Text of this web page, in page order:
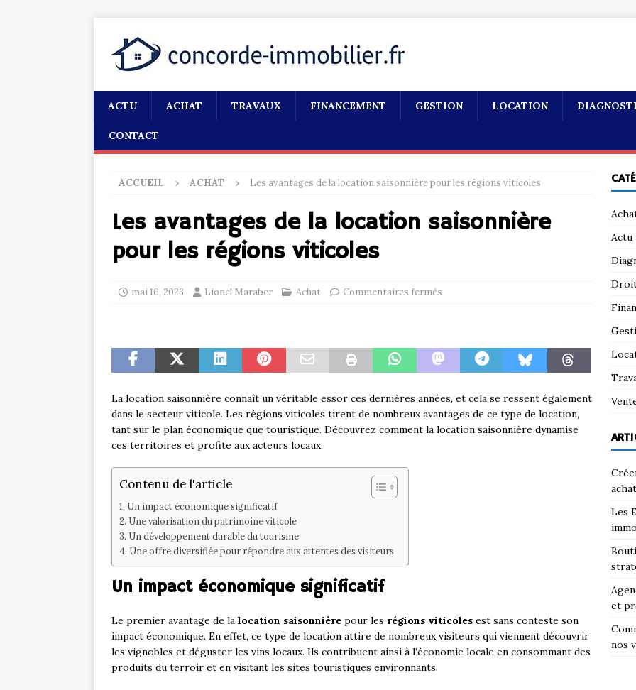
ACTU ACHAT TRAVAUX FINANCEMENT GESTION LOCATION
CONTACT
ACCUEIL ACHAT Les avantages de la location saisonnière pour les régions viticoles
Les avantages de la location saisonnière
pour les régions viticoles
mai 16, 2023 Lionel Maraber Achat Commentaires fermés
La location saisonnière connaît un véritable essor ces dernières années, et cela se ressent également
dans le secteur viticole. Les régions viticoles tirent de nombreux avantages de ce type de location,
tant sur le plan économique que touristique. Découvrez comment la location saisonnière dynamise
ces territoires et profite aux acteurs locaux.
Contenu de l'article
Un impact économique significatif
Une valorisation du patrimoine viticole
Un développement durable du tourisme
Une offre diversifiée pour répondre aux attentes des visiteurs
Un impact économique significatif
Le premier avantage de la location saisonnière pour les régions viticoles est sans conteste son
impact économique. En effet, ce type de location attire de nombreux visiteurs qui viennent découvrir
les vignobles et déguster les vins locaux. Ils contribuent ainsi à l’économie locale en consommant des
produits du terroir et en visitant les sites touristiques environnants.
Actu
Les
et
nos